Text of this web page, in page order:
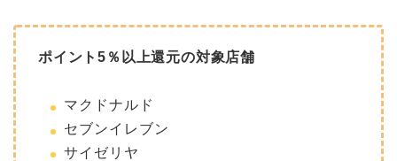
ポイント5％以上還元の対象店舗
マクドナルド
セブンイレブン
サイゼリヤ